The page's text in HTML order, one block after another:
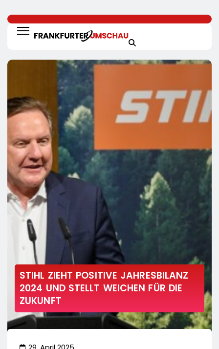
STIHL ZIEHT POSITIVE JAHRESBILANZ
2024 UND STELLT WEICHEN FÜR DIE
ZUKUNFT